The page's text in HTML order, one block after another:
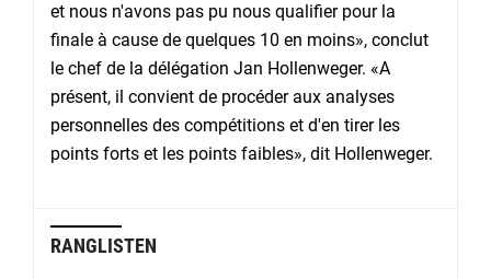
et nous n'avons pas pu nous qualifier pour la
finale à cause de quelques 10 en moins», conclut
le chef de la délégation Jan Hollenweger. «A
présent, il convient de procéder aux analyses
personnelles des compétitions et d'en tirer les
points forts et les points faibles», dit Hollenweger.
RANGLISTEN